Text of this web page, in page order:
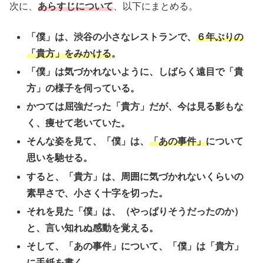
次に、 あらすじについて 、以下にまとめる。
「僕」は、渋谷の小さなレストランで、６年ぶりの
「貴方」をみかける。
「僕」は気づかれないように、しばらく遠目で「貴
方」の様子を伺っている。
かつては屈強だった「貴方」だが、今は見る影もな
く、痩せて老いていた。
そんな姿を見て、「僕」は、「あの事件」について
思いを馳せる。
すると、「貴方」は、周囲に気づかれないくらいの
素早さで、小さく十字を切った。
それを見た「僕」は、（やっぱりそうだったのか）
と、言い知れぬ感動を覚える。
そして、「あの事件」について、「僕」は「貴方」